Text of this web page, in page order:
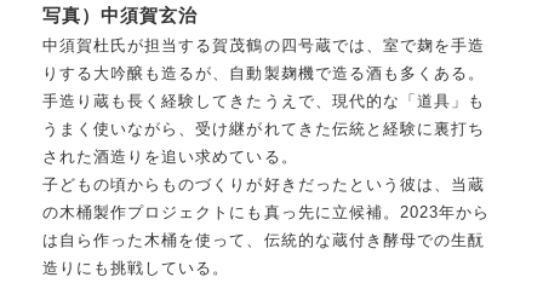
写真）中須賀玄治
中須賀杜氏が担当する賀茂鶴の四号蔵では、室で麹を手造
りする大吟醸も造るが、自動製麹機で造る酒も多くある。
手造り蔵も長く経験してきたうえで、現代的な「道具」も
うまく使いながら、受け継がれてきた伝統と経験に裏打ち
された酒造りを追い求めている。
子どもの頃からものづくりが好きだったという彼は、当蔵
の木桶製作プロジェクトにも真っ先に立候補。2023年から
は自ら作った木桶を使って、伝統的な蔵付き酵母での生酛
造りにも挑戦している。